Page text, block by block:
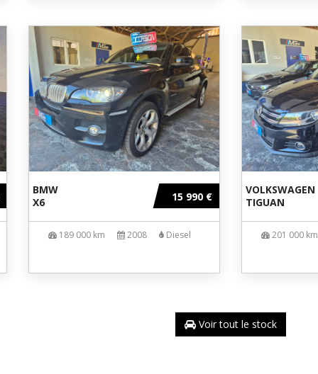
15 990 €
BMW
X6
189 000 km 2008 Diesel
VOLKSWAGEN
TIGUAN
201 000 km
Voir tout le stock